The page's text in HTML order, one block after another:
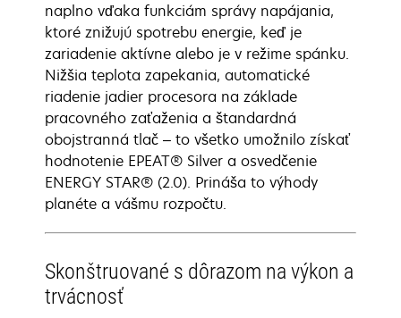
naplno vďaka funkciám správy napájania,
ktoré znižujú spotrebu energie, keď je
zariadenie aktívne alebo je v režime spánku.
Nižšia teplota zapekania, automatické
riadenie jadier procesora na základe
pracovného zaťaženia a štandardná
obojstranná tlač – to všetko umožnilo získať
hodnotenie EPEAT® Silver a osvedčenie
ENERGY STAR® (2.0). Prináša to výhody
planéte a vášmu rozpočtu.
Skonštruované s dôrazom na výkon a
trvácnosť